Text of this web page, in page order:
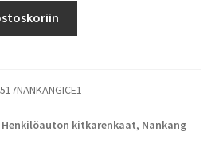
Henkilöauton kitkarenkaat, Nankang